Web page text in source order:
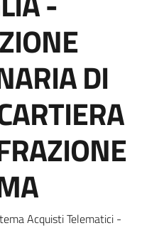
DI
Acquisti Telematici -